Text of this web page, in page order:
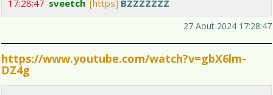
17:28:47 sveetch [https] BZZZZZZZ
27 Aout 2024 17:28:47
https://www.youtube.com/watch?v=gbX6lm-
DZ4g